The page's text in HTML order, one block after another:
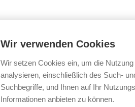
Wir verwenden Cookies
Wir setzen Cookies ein, um die
analysieren, einschließlich des Such-
Suchbegriffe, und Ihnen auf Ihr
Informationen anbieten zu können.